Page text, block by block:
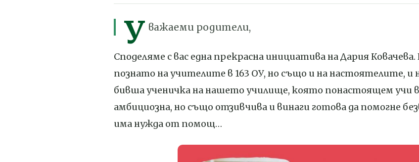
У важаеми родители,
Споделяме с вас една прекрасна инициатива на Дария
познато на учителите в 163 ОУ, но също и на настоятелите, и
бивша ученичка на нашето училище, която понастоящем учи в
амбициозна, но също отзивчива и винаги готова да помогне
има нужда от помощ…